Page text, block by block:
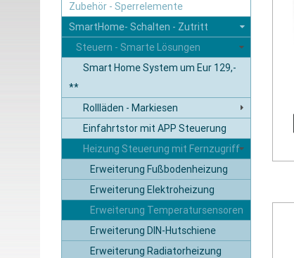
Zubehör - Sperrelemente
SmartHome- Schalten - Zutritt
Steuern - Smarte Lösungen
Smart Home System um Eur 129,-
**
Rollläden - Markiesen
Einfahrtstor mit APP Steuerung
Heizung Steuerung mit Fernzugriff
Erweiterung Fußbodenheizung
Erweiterung Elektroheizung
Erweiterung Temperatursensoren
Erweiterung DIN-Hutschiene
Erweiterung Radiatorheizung